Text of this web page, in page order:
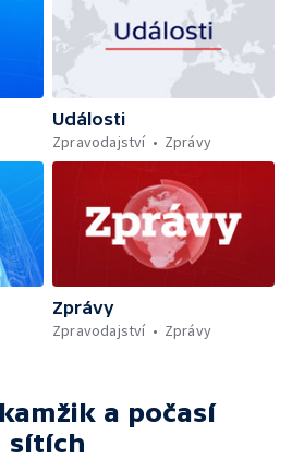
Události
Zpravodajství
Zprávy
Zprávy
Zpravodajství
Zprávy
a počasí
sítích